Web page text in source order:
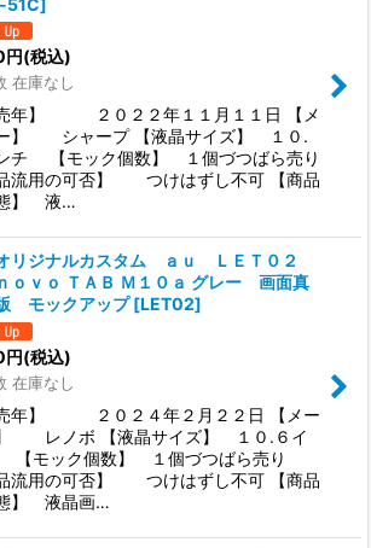
絞り込む
円(税込)
在庫なし
売年】 ２０２２年１１月１１日 【メ
】 シャープ 【液晶サイズ】 １０.
チ 【モック個数】 １個づつばら売り
品流用の可否】 つけはずし不可 【商品
】 液…
リジナルカスタム ａｕ ＬＥＴ０２
ｏｖｏ ＴＡＢ Ｍ１０ａ グレー 画面真
モックアップ [LET02]
円(税込)
在庫なし
売年】 ２０２４年２月２２日 【メー
レノボ 【液晶サイズ】 １０.６イ
【モック個数】 １個づつばら売り
品流用の可否】 つけはずし不可 【商品
】 液晶画…